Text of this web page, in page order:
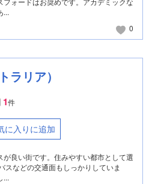
...
0
ラリア）
1件
に入りに追加
良い街です。住みやすい都市として選
スなどの交通面もしっかりしていま
...